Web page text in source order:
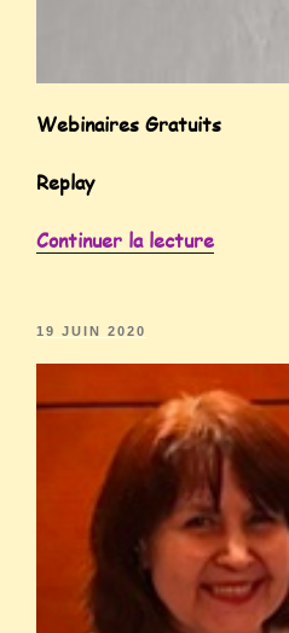
Webinaires Gratuits
Replay
Continuer la lecture
19 JUIN 2020